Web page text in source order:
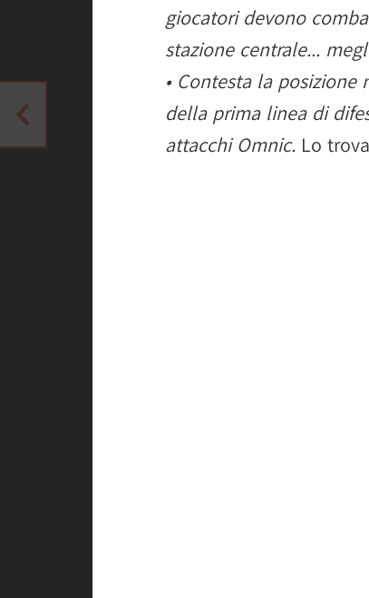
giocatori devono
stazione centrale...
• Contesta la posizione
della prima linea di
attacchi Omnic. Lo